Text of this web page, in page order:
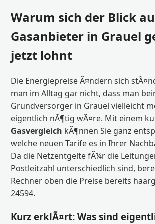
Warum sich der Blick
Gasanbieter in Grauel
jetzt lohnt
Die Energiepreise Ã¤ndern sich
man im Alltag gar nicht, dass man
Grundversorger in Grauel vielleicht
eigentlich nÃ¶tig wÃ¤re. Mit einem
Gasvergleich kÃ¶nnen Sie ganz
welche neuen Tarife es in Ihrer
Da die Netzentgelte fÃ¼r die
Postleitzahl unterschiedlich sind,
Rechner oben die Preise bereits
24594.
Kurz erklÃ¤rt: Was sind